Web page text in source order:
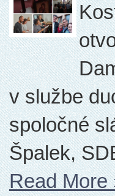
v službe
spoločné
Špalek,
Read More